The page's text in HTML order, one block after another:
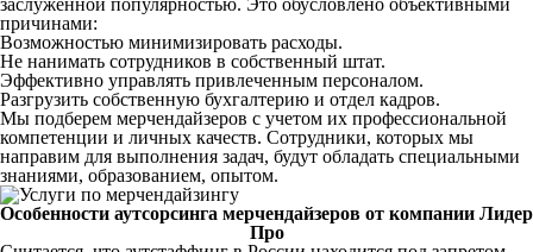
причинами:
Возможностью минимизировать расходы.
Не нанимать сотрудников в собственный штат.
Эффективно управлять привлеченным персоналом.
Разгрузить собственную бухгалтерию и отдел кадров.
Мы подберем мерчендайзеров с учетом их профессиональной
компетенции и личных качеств. Сотрудники, которых мы
направим для выполнения задач, будут обладать специальными
знаниями, образованием, опытом.
Особенности аутсорсинга мерчендайзеров от компании Лидер
Про